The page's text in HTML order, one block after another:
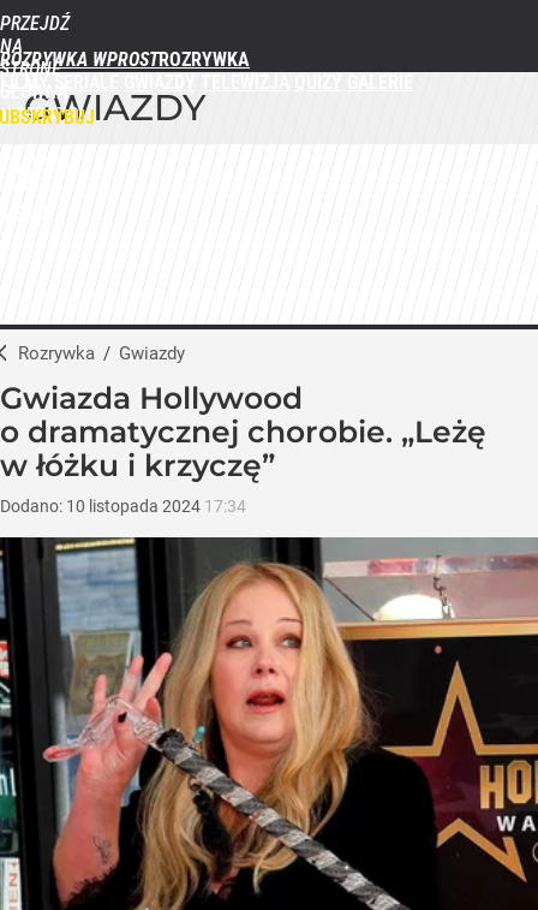
PRZEJDŹ
NA
STRONĘ
GŁÓWNĄ
WPROST.PL
ROZRYWKA WPROST
GWIAZDY
Rozrywka / Gwiazdy
Gwiazda Hollywood
o dramatycznej chorobie. „Leżę
w łóżku i krzyczę”
Dodano: 10 listopada 2024 17:34